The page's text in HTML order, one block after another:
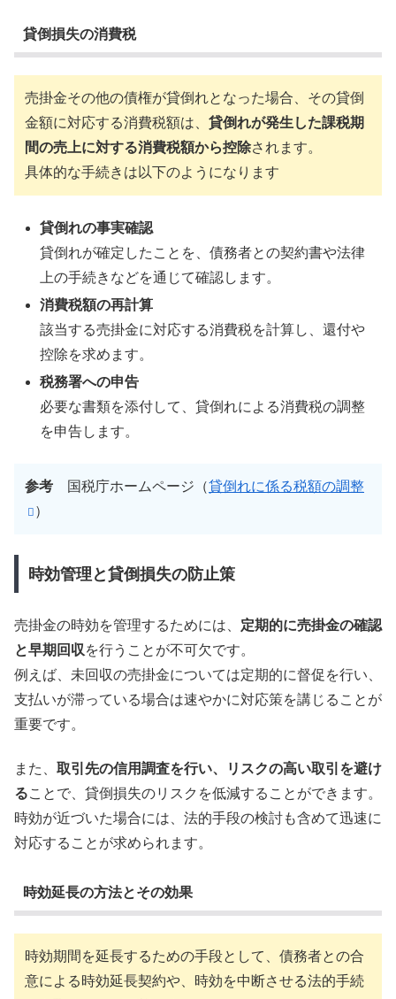
貸倒損失の消費税
売掛金その他の債権が貸倒れとなった場合、その貸倒
金額に対応する消費税額は、 貸倒れが発生した課税期
間の売上に対する消費税額から控除されます。
具体的な手続きは以下のようになります
貸倒れの事実確認
貸倒れが確定したことを、債務者との契約書や法律
上の手続きなどを通じて確認します。
消費税額の再計算
該当する売掛金に対応する消費税を計算し、還付や
控除を求めます。
税務署への申告
必要な書類を添付して、貸倒れによる消費税の調整
を申告します。
参考 国税庁ホームページ（貸倒れに係る税額の調整
）
時効管理と貸倒損失の防止策
売掛金の時効を管理するためには、 定期的に売掛金の確認
と早期回収 を行うことが不可欠です。
例えば、未回収の売掛金については定期的に督促を行い、
支払いが滞っている場合は速やかに対応策を講じることが
重要です。
また、 取引先の信用調査を行い、リスクの高い取引を避け
ることで、貸倒損失のリスクを低減することができます。
時効が近づいた場合には、法的手段の検討も含めて迅速に
対応することが求められます。
時効延長の方法とその効果
時効期間を延長するための手段として、債務者との合
意による時効延長契約や、時効を中断させる法的手続